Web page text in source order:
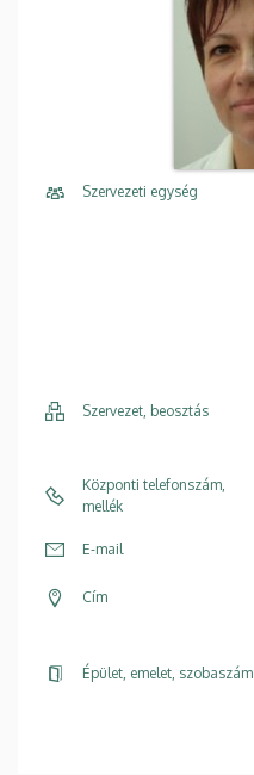
Szervezeti egység
Szervezet, beosztás
Központi telefonszám,
mellék
E-mail
Cím
Épület, emelet, szobaszám